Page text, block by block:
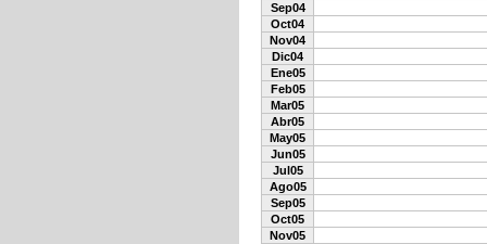
Sep04
Oct04
Nov04
Dic04
Ene05
Feb05
Mar05
Abr05
May05
Jun05
Jul05
Ago05
Sep05
Oct05
Nov05